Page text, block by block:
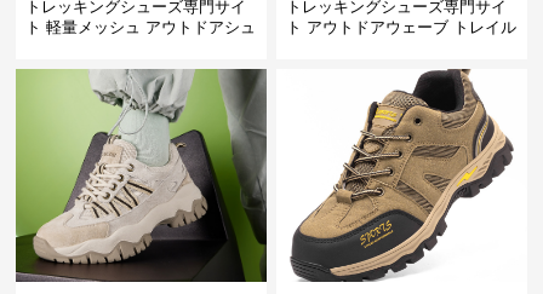
トレッキングシューズ専門サイ
ト 軽量メッシュ アウトドアシュ
トレッキングシューズ専門サイ
ト アウトドアウェーブ トレイル